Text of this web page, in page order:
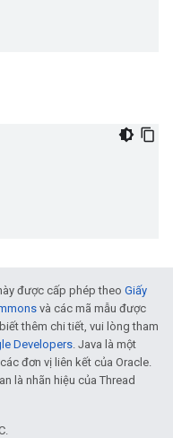
được cấp phép theo Giấy
và các mã mẫu được
thêm chi tiết, vui lòng tham
Developers. Java là một
đơn vị liên kết của Oracle.
là nhãn hiệu của Thread